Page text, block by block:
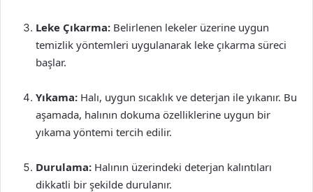
Leke Çıkarma: Belirlenen lekeler üzerine uygun
temizlik yöntemleri uygulanarak leke çıkarma süreci
başlar.
Yıkama: Halı, uygun sıcaklık ve deterjan ile yıkanır. Bu
aşamada, halının dokuma özelliklerine uygun bir
yıkama yöntemi tercih edilir.
Durulama: Halının üzerindeki deterjan kalıntıları
dikkatli bir şekilde durulanır.